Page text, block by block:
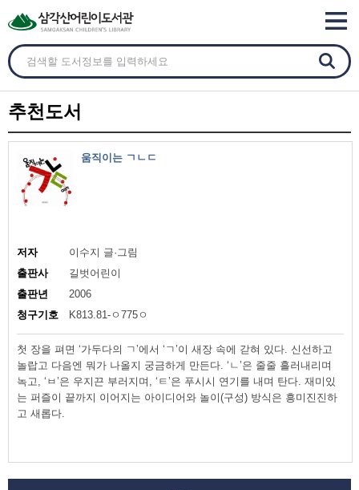
추천도서
움직이는 ㄱㄴㄷ
저자
이수지 글·그림
출판사
길벗어린이
출판년
2006
청구기호
K813.81-ㅇ775ㅇ
첫 장을 펴면 ‘가두다의 ㄱ’에서 ‘ㄱ’이 새장 속에 갇혀 있다. 신선하고
놀랍고 다음엔 뭐가 나올지 궁금하게 만든다. ‘ㄴ’은 줄줄 흘러내리며
녹고, ‘ㅂ’은 우지끈 부러지며, ‘ㅌ’은 푸시시 연기를 내며 탄다. 재미있
는 퍼즐이 끝까지 이어지는 아이디어와 놀이(구성) 방식은 흥미진진하
고 새롭다.